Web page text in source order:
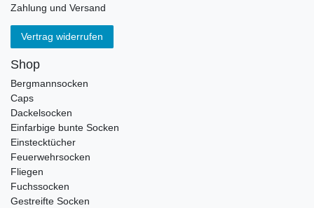
Zahlung und Versand
Vertrag widerrufen
Shop
Bergmannsocken
Caps
Dackelsocken
Einfarbige bunte Socken
Einstecktücher
Feuerwehrsocken
Fliegen
Fuchssocken
Gestreifte Socken